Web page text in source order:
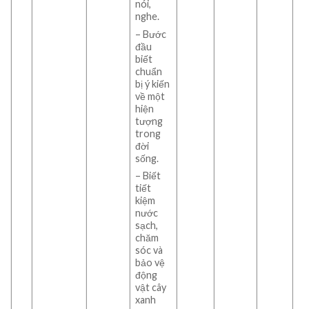
nói,
nghe.
– Bước
đầu
biết
chuẩn
bị ý kiến
về một
hiện
tượng
trong
đời
sống.
– Biết
tiết
kiệm
nước
sạch,
chăm
sóc và
bảo vệ
động
vật cây
xanh